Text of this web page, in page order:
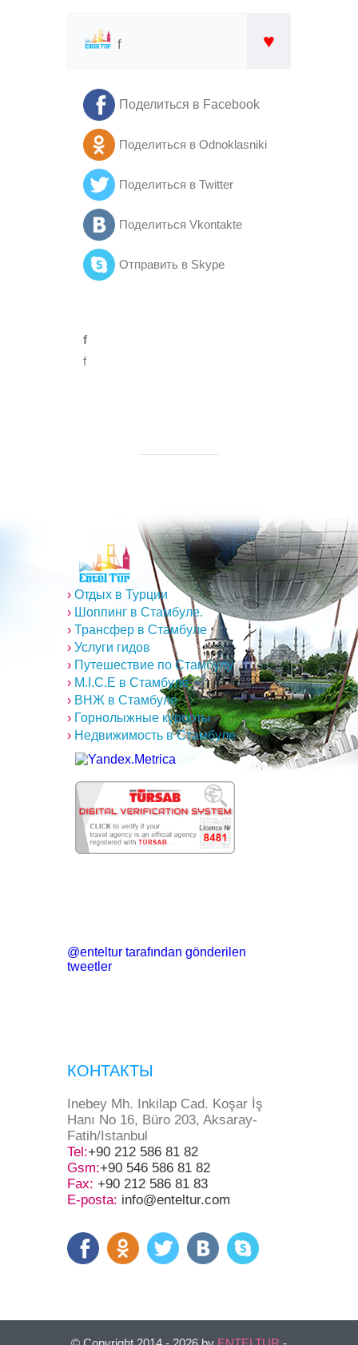
f ♥
Поделиться в Facebook
Поделиться в Odnoklasniki
Поделиться в Twitter
Поделиться Vkontakte
Отправить в Skype
f
f
› Отдых в Турции
› Шоппинг в Стамбуле.
› Трансфер в Стамбуле
› Услуги гидов
› Путешествие по Стамбулу
› M.I.C.E в Стамбуле
› ВНЖ в Стамбуле
› Горнолыжные курорты
› Недвижимость в Стамбуле
@enteltur tarafından gönderilen
tweetler
КОНТАКТЫ
Inebey Mh. Inkilap Cad. Koşar İş
Hanı No 16, Büro 203, Aksaray-
Fatih/Istanbul
Tel:+90 212 586 81 82
Gsm:+90 546 586 81 82
Fax: +90 212 586 81 83
E-posta: info@enteltur.com